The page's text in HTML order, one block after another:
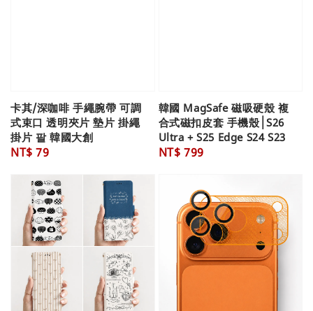
卡其/深咖啡 手繩腕帶 可調
式束口 透明夾片 墊片 掛繩
掛片 팔 韓國大創
Regular
NT$ 79
韓國 MagSafe 磁吸硬殼 複
合式磁扣皮套 手機殼│S26
Ultra + S25 Edge S24 S23
Regular
NT$ 799